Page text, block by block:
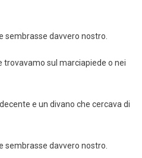
sembrasse davvero nostro.
sul marciapiede o nei
e un divano che cercava di
sembrasse davvero nostro.